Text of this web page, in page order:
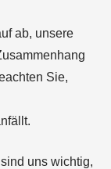
ab, unsere
Sie,
uns wichtig,